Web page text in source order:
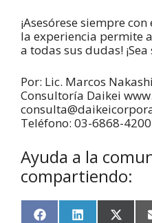
¡Asesórese siempre
la experiencia permite
a todas sus dudas!
Por: Lic. Marcos
Consultoría Daikei
Teléfono: 03-6868-4200
Ayuda a la
compartiendo: